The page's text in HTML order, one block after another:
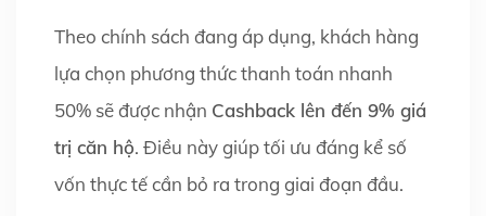
Theo chính sách đang áp dụng, khách hàng
lựa chọn phương thức thanh toán nhanh
50% sẽ được nhận Cashback lên đến 9% giá
trị căn hộ. Điều này giúp tối ưu đáng kể số
vốn thực tế cần bỏ ra trong giai đoạn đầu.